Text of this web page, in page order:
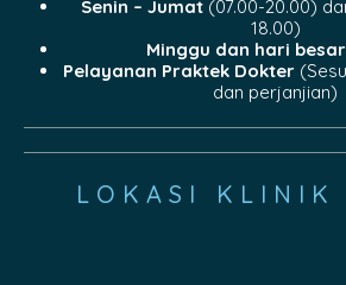
Senin – Jumat(07.00-20.00)
18.00)
Minggu dan hari besar
Pelayanan Praktek Dokter
dan perjanjian)
LOKASI KLINIK